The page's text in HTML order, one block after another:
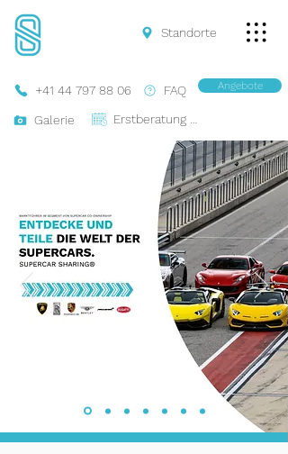
FAQ
+41 44 797 88 06
Galerie
Angebote
Standorte